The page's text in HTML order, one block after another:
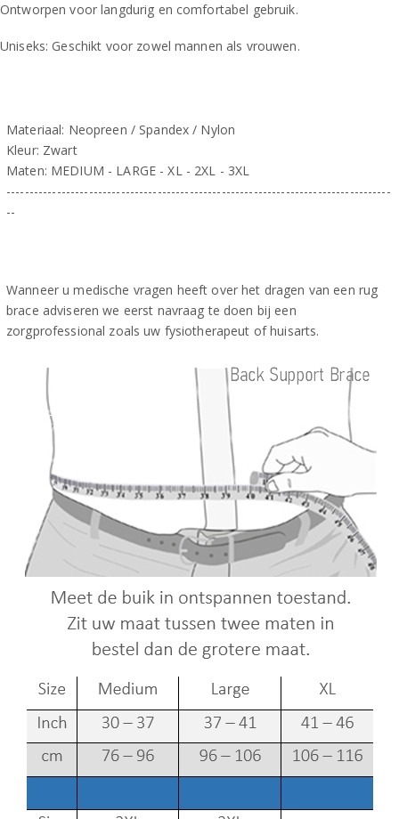
Ontworpen voor langdurig en comfortabel gebruik.
Uniseks: Geschikt voor zowel mannen als vrouwen.
Materiaal: Neopreen / Spandex / Nylon
Kleur: Zwart
Maten: MEDIUM - LARGE - XL - 2XL - 3XL
------------------------------------------------------------------------------------
--
Wanneer u medische vragen heeft over het dragen van een rug
brace adviseren we eerst navraag te doen bij een
zorgprofessional zoals uw fysiotherapeut of huisarts.